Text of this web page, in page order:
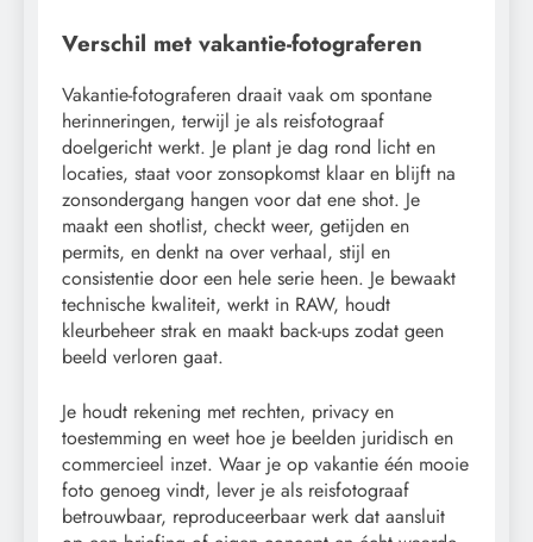
Verschil met vakantie-fotograferen
Vakantie-fotograferen draait vaak om spontane
herinneringen, terwijl je als reisfotograaf
doelgericht werkt. Je plant je dag rond licht en
locaties, staat voor zonsopkomst klaar en blijft na
zonsondergang hangen voor dat ene shot. Je
maakt een shotlist, checkt weer, getijden en
permits, en denkt na over verhaal, stijl en
consistentie door een hele serie heen. Je bewaakt
technische kwaliteit, werkt in RAW, houdt
kleurbeheer strak en maakt back-ups zodat geen
beeld verloren gaat.
Je houdt rekening met rechten, privacy en
toestemming en weet hoe je beelden juridisch en
commercieel inzet. Waar je op vakantie één mooie
foto genoeg vindt, lever je als reisfotograaf
betrouwbaar, reproduceerbaar werk dat aansluit